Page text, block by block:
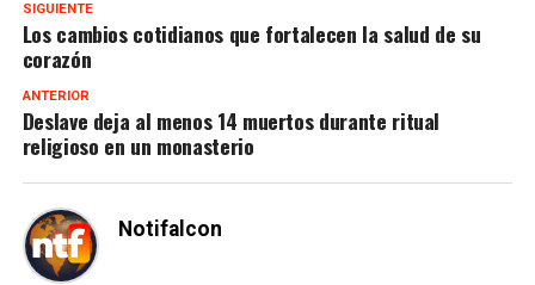
SIGUIENTE
Los cambios cotidianos que fortalecen la salud de su
corazón
ANTERIOR
Deslave deja al menos 14 muertos durante ritual
religioso en un monasterio
Notifalcon